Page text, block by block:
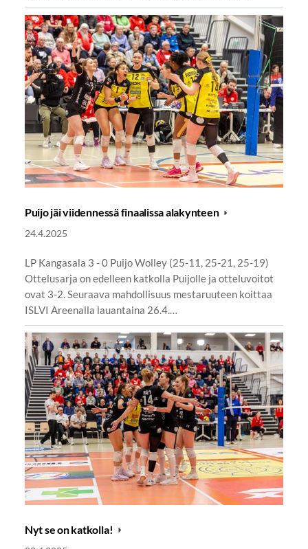
Puijo jäi viidennessä finaalissa alakynteen
24.4.2025
LP Kangasala 3 - 0 Puijo Wolley (25-11, 25-21, 25-19)
Ottelusarja on edelleen katkolla Puijolle ja otteluvoitot
ovat 3-2. Seuraava mahdollisuus mestaruuteen koittaa
ISLVI Areenalla lauantaina 26.4.…
Nyt se on katkolla!